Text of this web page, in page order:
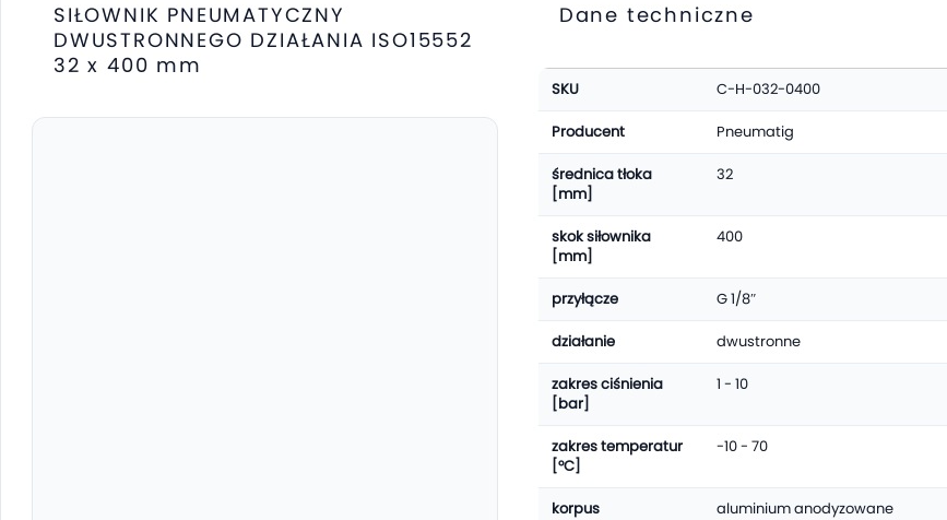
SIŁOWNIK PNEUMATYCZNY
DWUSTRONNEGO DZIAŁANIA ISO15552
32 x 400 mm
Dane techniczne
Więcej
informacji
SKU C-H-032-0400
Producent Pneumatig
średnica tłoka
[mm]
32
skok siłownika
[mm]
400
przyłącze G 1/8″
działanie dwustronne
zakres ciśnienia
[bar]
1 - 10
zakres temperatur
[°C]
-10 - 70
korpus aluminium anodyzowane